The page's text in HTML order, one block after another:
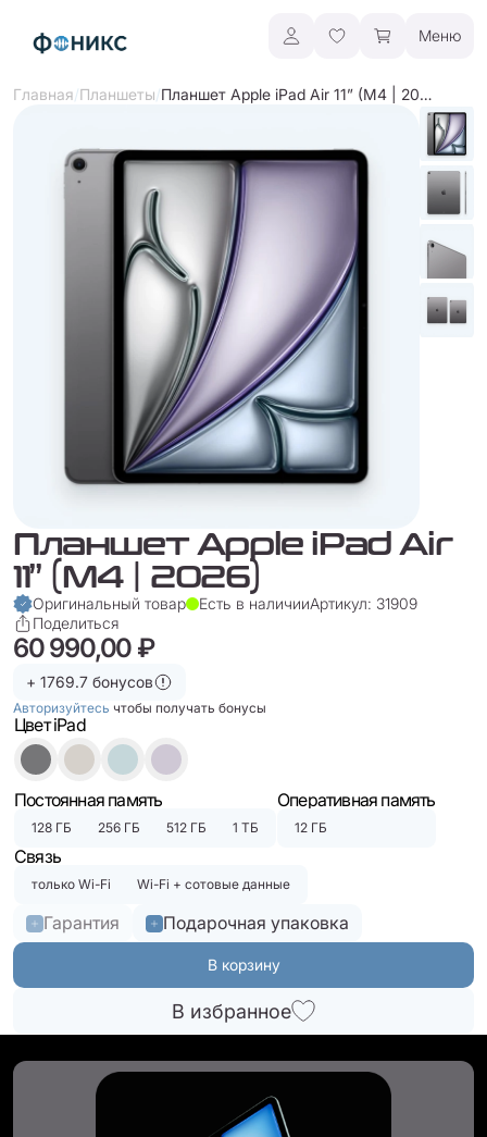
Меню
Главная/Планшеты/ Планшет Apple iPad Air 11” (M4 | 2026)
Планшет Apple iPad Air
11” (M4 | 2026)
Оригинальный товар Есть в наличииАртикул: 31909
Поделиться
60 990,00 ₽
+ 1769.7 бонусов
Авторизуйтесь чтобы получать бонусы
Цвет iPad
Постоянная память
128 ГБ 256 ГБ 512 ГБ 1 ТБ
Оперативная память
12 ГБ
Связь
только Wi-Fi Wi-Fi + сотовые данные
Гарантия Подарочная упаковка
В корзину
В избранное